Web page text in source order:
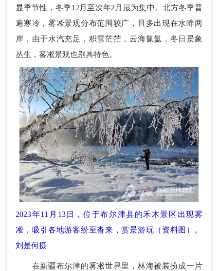
显季节性，冬季12月至次年2月最为集中。北方冬季普
遍寒冷，雾凇景观分布范围较广，且多出现在水畔两
岸，由于水汽充足，积雪茫茫，云海氤氲，冬日景象
丛生，雾凇景观也别具特色。
2023年11月13日，位于布尔津县的禾木景区出现雾
凇，吸引各地游客纷至沓来，赏景游玩（资料图）。
刘是何摄
在新疆布尔津的雾凇世界里，林海被装扮成一片